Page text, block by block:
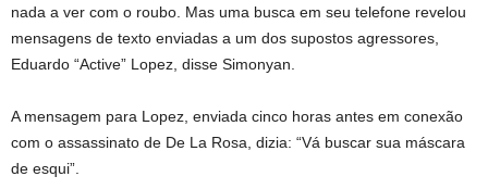
nada a ver com o roubo. Mas uma busca em seu telefone revelou
mensagens de texto enviadas a um dos supostos agressores,
Eduardo “Active” Lopez, disse Simonyan.
A mensagem para Lopez, enviada cinco horas antes em conexão
com o assassinato de De La Rosa, dizia: “Vá buscar sua máscara
de esqui”.